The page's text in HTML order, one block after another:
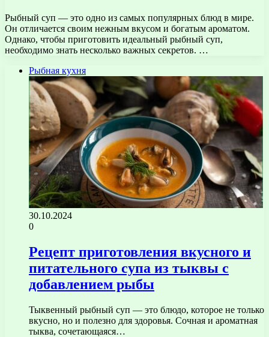
Рыбный суп — это одно из самых популярных блюд в мире.
Он отличается своим нежным вкусом и богатым ароматом.
Однако, чтобы приготовить идеальный рыбный суп,
необходимо знать несколько важных секретов. …
Рыбная кухня
30.10.2024
0
Рецепт приготовления вкусного и
питательного супа из тыквы с
добавлением рыбы
Тыквенный рыбный суп — это блюдо, которое не только
вкусно, но и полезно для здоровья. Сочная и ароматная
тыква, сочетающаяся…